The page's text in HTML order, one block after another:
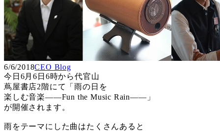
6/6/2018CEO Blog
今日6月6日6時から代官山
蔦屋書店2階にて「雨の日を
楽しむ音楽――Fun the Music Rain――」
が開催されます。
雨をテーマにした曲はたくさんあると